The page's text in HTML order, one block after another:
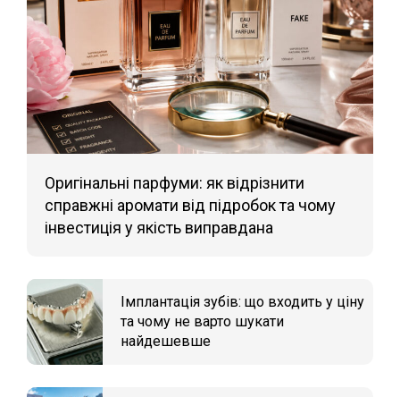
Оригінальні парфуми: як відрізнити
справжні аромати від підробок та чому
інвестиція у якість виправдана
Імплантація зубів: що входить у ціну
та чому не варто шукати
найдешевше